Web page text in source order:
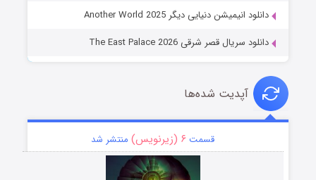
دانلود انیمیشن دنیایی دیگر Another World 2025
دانلود سریال قصر شرقی The East Palace 2026
آپدیت شده‌ها
قسمت ۶ (زیرنویس) منتشر شد